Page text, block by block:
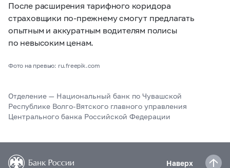
После расширения тарифного коридора
страховщики по‑прежнему смогут предлагать
опытным и аккуратным водителям полисы
по невысоким ценам.
Фото на превью: ru.freepik.com
Отделение — Национальный банк по Чувашской
Республике Волго-Вятского главного управления
Центрального банка Российской Федерации
Наверх